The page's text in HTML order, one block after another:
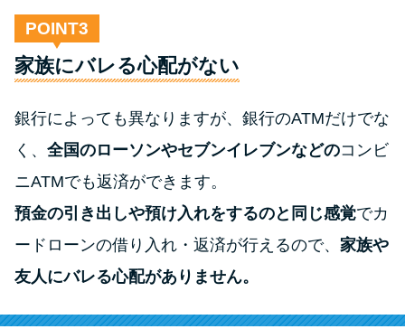
POINT
家族にバレる心配がない
銀行によっても異なりますが、銀行のATMだけでな
く、 全国のローソンやセブンイレブンなどのコンビ
ニATMでも返済ができます。
預金の引き出しや預け入れをするのと同じ感覚でカ
ードローンの借り入れ・返済が行えるので、 家族や
友人にバレる心配がありません。